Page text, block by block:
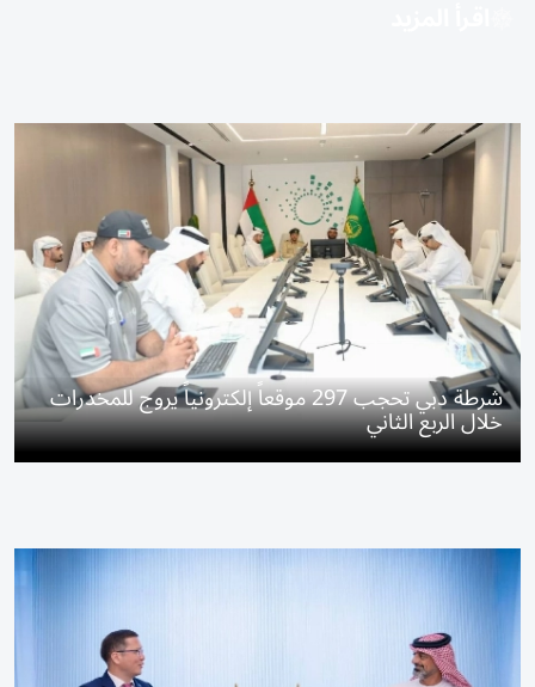
شرطة دبي تحجب 297 موقعاً إلكترونياً يروج للمخدرات
خلال الربع الثاني